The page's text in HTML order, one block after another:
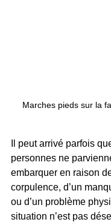
Marches pieds sur la
Il peut arrivé parfois
personnes ne
embarquer en raison
corpulence, d’un
ou d’un problème
situation n’est pas